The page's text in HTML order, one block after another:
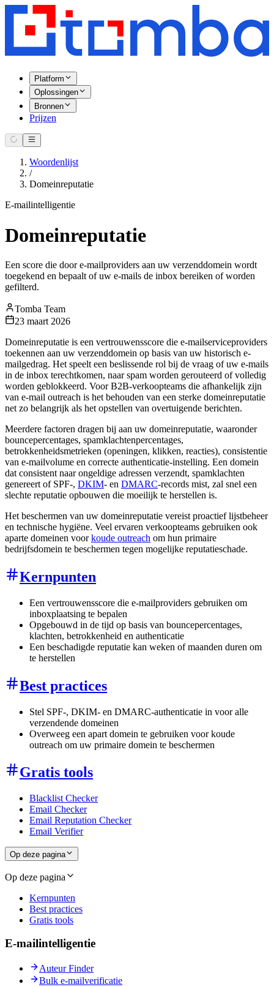
Platform
Oplossingen
Bronnen
Prijzen
Woordenlijst
/
Domeinreputatie
E-mailintelligentie
Domeinreputatie
Een score die door e-mailproviders aan uw verzenddomein wordt
toegekend en bepaalt of uw e-mails de inbox bereiken of worden
gefilterd.
Tomba Team
23 maart 2026
Domeinreputatie is een vertrouwensscore die e-mailserviceproviders
toekennen aan uw verzenddomein op basis van uw historisch e-
mailgedrag. Het speelt een beslissende rol bij de vraag of uw e-mails
in de inbox terechtkomen, naar spam worden gerouteerd of volledig
worden geblokkeerd. Voor B2B-verkoopteams die afhankelijk zijn
van e-mail outreach is het behouden van een sterke domeinreputatie
net zo belangrijk als het opstellen van overtuigende berichten.
Meerdere factoren dragen bij aan uw domeinreputatie, waaronder
bouncepercentages, spamklachtenpercentages,
betrokkenheidsmetrieken (openingen, klikken, reacties), consistentie
van e-mailvolume en correcte authenticatie-instelling. Een domein
dat consistent naar ongeldige adressen verzendt, spamklachten
genereert of SPF-, DKIM- en DMARC-records mist, zal snel een
slechte reputatie opbouwen die moeilijk te herstellen is.
Het beschermen van uw domeinreputatie vereist proactief lijstbeheer
en technische hygiëne. Veel ervaren verkoopteams gebruiken ook
aparte domeinen voorkoude outreach om hun primaire
bedrijfsdomein te beschermen tegen mogelijke reputatieschade.
Kernpunten
Een vertrouwensscore die e-mailproviders gebruiken om
inboxplaatsing te bepalen
Opgebouwd in de tijd op basis van bouncepercentages,
klachten, betrokkenheid en authenticatie
Een beschadigde reputatie kan weken of maanden duren om
te herstellen
Best practices
Stel SPF-, DKIM- en DMARC-authenticatie in voor alle
verzendende domeinen
Overweeg een apart domein te gebruiken voor koude
outreach om uw primaire domein te beschermen
Gratis tools
Blacklist Checker
Email Checker
Email Reputation Checker
Email Verifier
Op deze pagina
Op deze pagina
Kernpunten
Best practices
Gratis tools
E-mailintelligentie
Auteur Finder
Bulk e-mailverificatie